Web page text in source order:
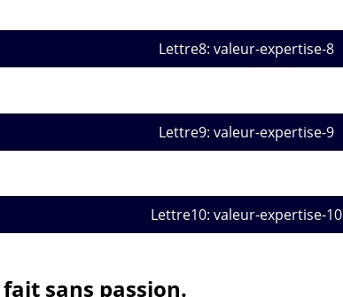
Lettre8: valeur-expertise-8
Lettre9: valeur-expertise-9
Lettre10: valeur-expertise-10
sans passion.